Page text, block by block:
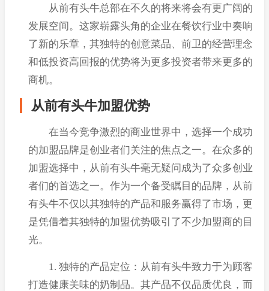
从前有头牛总部在不久的将来将会有更广阔的
发展空间。这家崭露头角的企业在餐饮行业中奏响
了新的乐章，其独特的创意菜品、前卫的经营理念
和低投资高回报的优势将为更多投资者带来更多的
商机。
从前有头牛加盟优势
在当今竞争激烈的商业世界中，选择一个成功
的加盟品牌是创业者们关注的焦点之一。在众多的
加盟选择中，从前有头牛毫无疑问成为了众多创业
者们的首选之一。作为一个备受瞩目的品牌，从前
有头牛不仅以其独特的产品和服务赢得了市场，更
是凭借着其独特的加盟优势吸引了不少加盟商的目
光。
1. 独特的产品定位：从前有头牛致力于为顾客
打造健康美味的奶制品。其产品不仅品质优良，而